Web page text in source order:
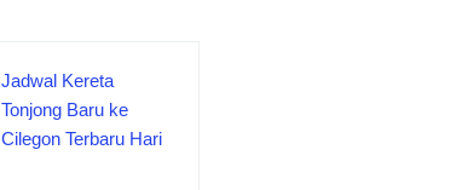
Jadwal Kereta
Tonjong Baru ke
Cilegon Terbaru Hari